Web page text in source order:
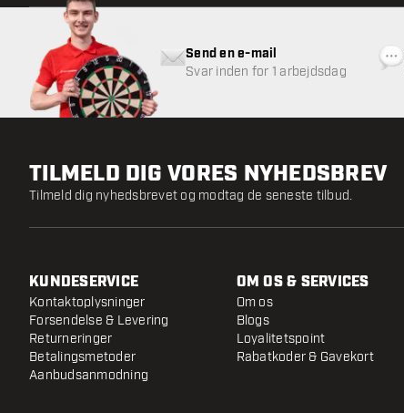
Send en e-mail
Svar inden for 1 arbejdsdag
TILMELD DIG VORES NYHEDSBREV
Tilmeld dig nyhedsbrevet og modtag de seneste tilbud.
KUNDESERVICE
Kontaktoplysninger
Forsendelse & Levering
Returneringer
Betalingsmetoder
Aanbudsanmodning
OM OS & SERVICES
Om os
Blogs
Loyalitetspoint
Rabatkoder & Gavekort